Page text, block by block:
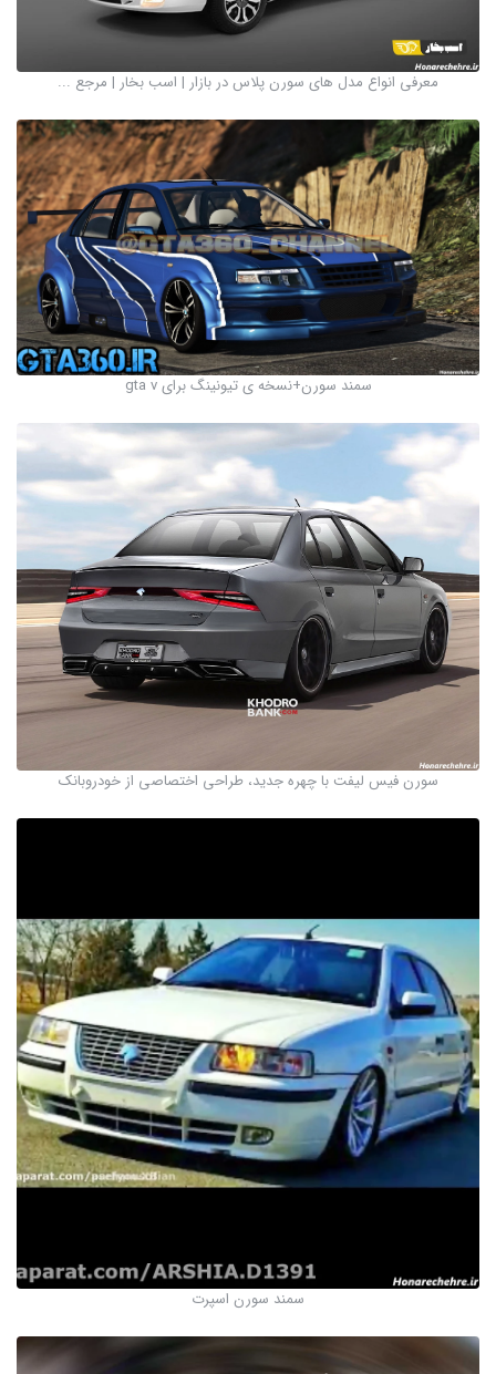
معرفی انواع مدل های سورن پلاس در بازار | اسب بخار | مرجع ...
سمند سورن+نسخه ی تیونینگ برای gta v
سورن فیس لیفت با چهره جدید، طراحی اختصاصی از خودروبانک
سمند سورن اسپرت